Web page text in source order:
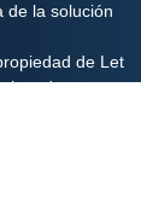
de la solución
de Let
de autor e